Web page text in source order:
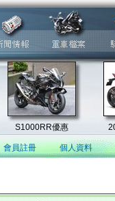
會員註冊 個人資料